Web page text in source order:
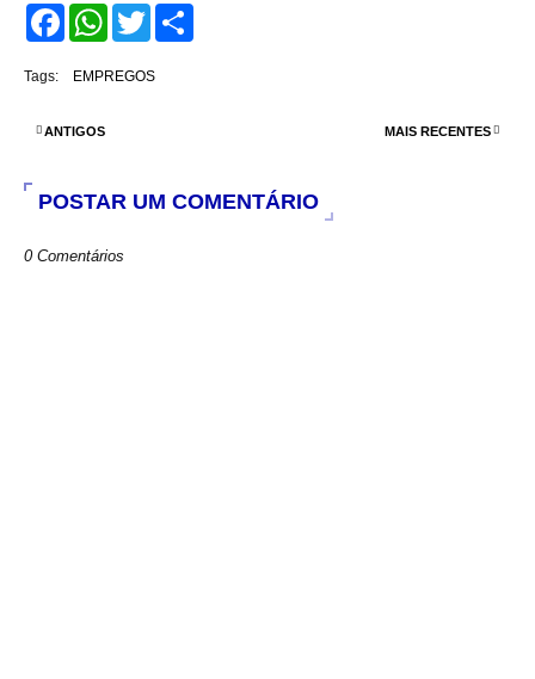
F
a
e
o
W
h
t
T
w
t
Tags: EMPREGOS
MAIS RECENTES
ANTIGOS
POSTAR UM COMENTÁRIO
0 Comentários